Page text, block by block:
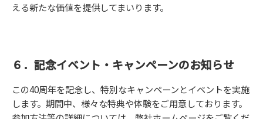
える新たな価値を提供してまいります。
６．記念イベント・キャンペーンのお知らせ
この40周年を記念し、特別なキャンペーンとイベントを実施
します。期間中、様々な特典や体験をご用意しております。